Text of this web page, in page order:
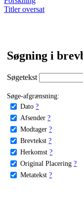
Titler oversat
Søgning i
Søgetekst
Søge-afgrænsning:
Dato ?
Afsender ?
Modtager ?
Brevtekst ?
Herkomst ?
Original Placering ?
Metatekst ?